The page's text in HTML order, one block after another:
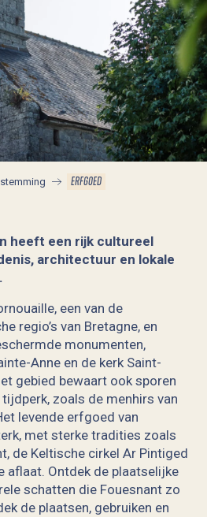
ERFGOED
heeft een rijk cultureel
architectuur en lokale
een van de
regio’s van Bretagne, en
monumenten,
Anne en de kerk Saint-
gebied bewaart ook sporen
zoals de menhirs van
levende erfgoed van
met sterke tradities zoals
de Keltische cirkel Ar Pintiged
aflaat. Ontdek de plaatselijke
schatten die Fouesnant zo
de plaatsen, gebruiken en